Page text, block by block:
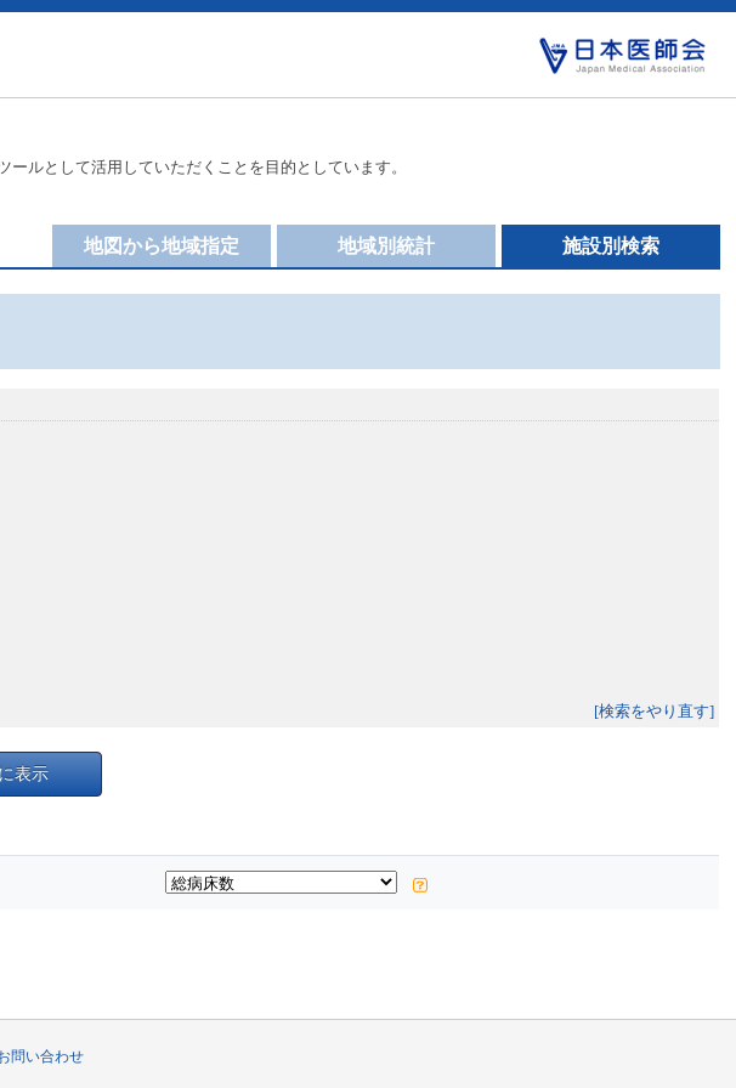
ルとして活用していただくことを目的としています。
施設別検索
地域別統計
地図から地域指定
[検索をやり直す]
表示
問い合わせ